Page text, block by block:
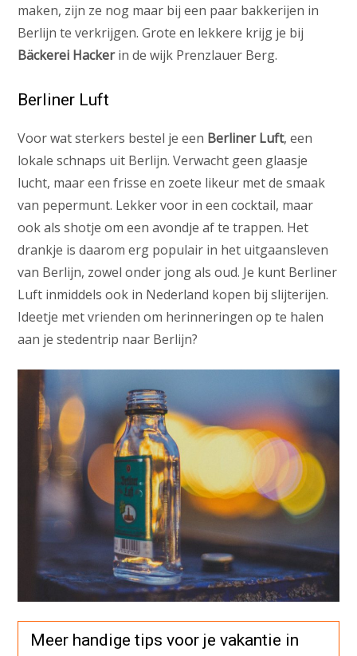
maken, zijn ze nog maar bij een paar bakkerijen in
Berlijn te verkrijgen. Grote en lekkere krijg je bij
Bäckerei Hackerin de wijk Prenzlauer Berg.
Berliner Luft
Voor wat sterkers bestel je een Berliner Luft, een
lokale schnaps uit Berlijn. Verwacht geen glaasje
lucht, maar een frisse en zoete likeur met de smaak
van pepermunt. Lekker voor in een cocktail, maar
ook als shotje om een avondje af te trappen. Het
drankje is daarom erg populair in het uitgaansleven
van Berlijn, zowel onder jong als oud. Je kunt Berliner
Luft inmiddels ook in Nederland kopen bij slijterijen.
Ideetje met vrienden om herinneringen op te halen
aan je stedentrip naar Berlijn?
Meer handige tips voor je vakantie in